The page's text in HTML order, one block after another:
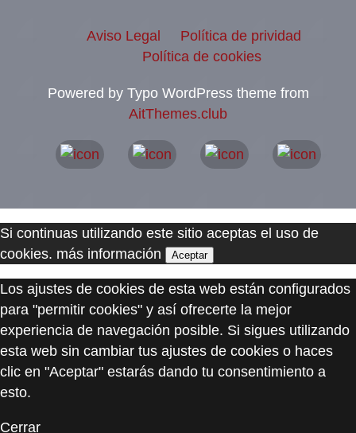
Aviso Legal
Política de prividad
Política de cookies
Powered by Typo WordPress theme from
AitThemes.club
Si continuas utilizando este sitio aceptas el uso de
cookies. más información Aceptar
Los ajustes de cookies de esta web están configurados
para "permitir cookies" y así ofrecerte la mejor
experiencia de navegación posible. Si sigues utilizando
esta web sin cambiar tus ajustes de cookies o haces
clic en "Aceptar" estarás dando tu consentimiento a
esto.
Cerrar